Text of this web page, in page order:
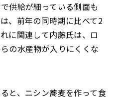
供給が細っている側面も
、前年の同時期に比べて2
に関連して内藤氏は、ロ
の水産物が入りにくくな
と、ニシン蕎麦を作って食